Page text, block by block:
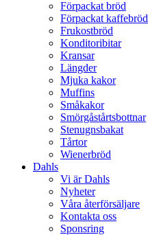
Förpackat bröd
Förpackat kaffebröd
Frukostbröd
Konditoribitar
Kransar
Längder
Mjuka kakor
Muffins
Småkakor
Smörgåstårtsbottnar
Stenugnsbakat
Tårtor
Wienerbröd
Dahls
Vi är Dahls
Nyheter
Våra återförsäljare
Kontakta oss
Sponsring